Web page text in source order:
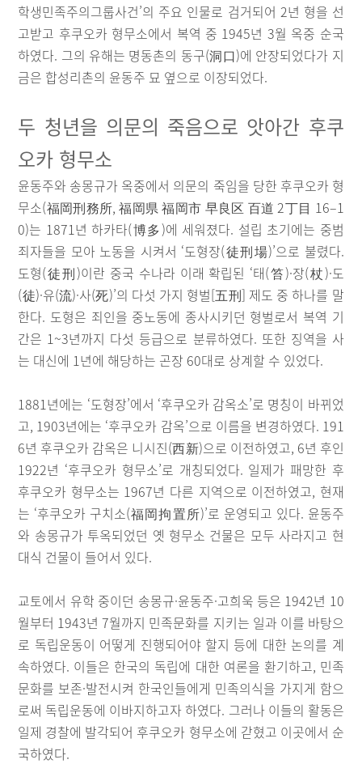
학생민족주의그룹사건’의 주요 인물로 검거되어 2년 형을 선
고받고 후쿠오카 형무소에서 복역 중 1945년 3월 옥중 순국
하였다. 그의 유해는 명동촌의 동구(洞口)에 안장되었다가 지
금은 합성리촌의 윤동주 묘 옆으로 이장되었다.
두 청년을 의문의 죽음으로 앗아간 후쿠
오카 형무소
윤동주와 송몽규가 옥중에서 의문의 죽임을 당한 후쿠오카 형
무소(福岡刑務所, 福岡県 福岡市 早良区 百道 2丁目 16–1
0)는 1871년 하카타(博多)에 세워졌다. 설립 초기에는 중범
죄자들을 모아 노동을 시켜서 ‘도형장(徒刑場)’으로 불렸다.
도형(徒刑)이란 중국 수나라 이래 확립된 ‘태(笞)·장(杖)·도
(徒)·유(流)·사(死)’의 다섯 가지 형벌[五刑] 제도 중 하나를 말
한다. 도형은 죄인을 중노동에 종사시키던 형벌로서 복역 기
간은 1~3년까지 다섯 등급으로 분류하였다. 또한 징역을 사
는 대신에 1년에 해당하는 곤장 60대로 상계할 수 있었다.
1881년에는 ‘도형장’에서 ‘후쿠오카 감옥소’로 명칭이 바뀌었
고, 1903년에는 ‘후쿠오카 감옥’으로 이름을 변경하였다. 191
6년 후쿠오카 감옥은 니시진(西新)으로 이전하였고, 6년 후인
1922년 ‘후쿠오카 형무소’로 개칭되었다. 일제가 패망한 후
후쿠오카 형무소는 1967년 다른 지역으로 이전하였고, 현재
는 ‘후쿠오카 구치소(福岡拘置所)’로 운영되고 있다. 윤동주
와 송몽규가 투옥되었던 옛 형무소 건물은 모두 사라지고 현
대식 건물이 들어서 있다.
교토에서 유학 중이던 송몽규·윤동주·고희욱 등은 1942년 10
월부터 1943년 7월까지 민족문화를 지키는 일과 이를 바탕으
로 독립운동이 어떻게 진행되어야 할지 등에 대한 논의를 계
속하였다. 이들은 한국의 독립에 대한 여론을 환기하고, 민족
문화를 보존·발전시켜 한국인들에게 민족의식을 가지게 함으
로써 독립운동에 이바지하고자 하였다. 그러나 이들의 활동은
일제 경찰에 발각되어 후쿠오카 형무소에 갇혔고 이곳에서 순
국하였다.